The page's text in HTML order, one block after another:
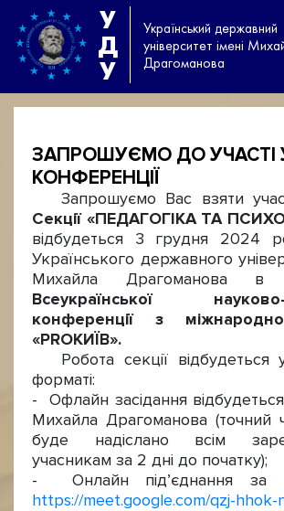
У
Д
У
Український державний
університет імені
Драгоманова
ЗАПРОШУЄМО ДО УЧАСТІ
КОНФЕРЕНЦІЇ
Запрошуємо Вас взяти
Секції «ПЕДАГОГІКА ТА
відбудеться 3 грудня 2024
Українського державного
Михайла Драгоманова
Всеукраїнської науково-
конференції з
«PROКИЇВ».
Робота секції відбудеться
форматі:
- Офлайн засідання
Михайла Драгоманова (точний
буде надіслано всім
учасникам за 2 дні до початку);
- Онлайн під’єднання за
https://meet.google.com/qzj-hhok-